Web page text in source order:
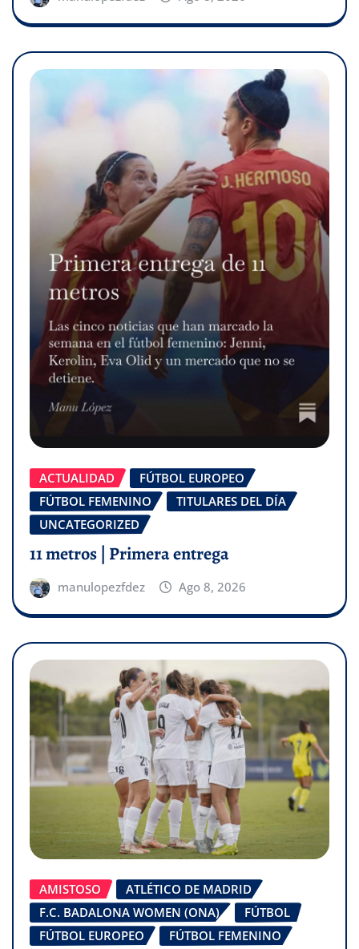
ACTUALIDAD
FÚTBOL EUROPEO
FÚTBOL FEMENINO
TITULARES DEL DÍA
UNCATEGORIZED
11 metros | Primera entrega
manulopezfdez Ago 8, 2026
AMISTOSO
ATLÉTICO DE MADRID
F.C. BADALONA WOMEN (ONA)
FÚTBOL
FÚTBOL EUROPEO
FÚTBOL FEMENINO